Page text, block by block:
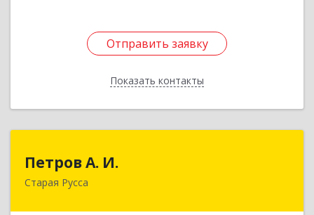
Отправить заявку
Показать контакты
Отправить заявку
Назад
Петров А. И.
Старая Русса